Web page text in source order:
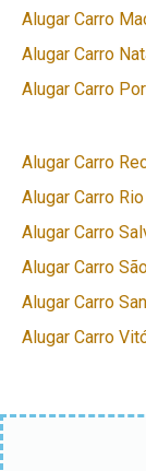
Alugar Carro
Alugar Carro
Alugar Carro
Alugar Carro
Alugar Carro
Alugar Carro
Alugar Carro
Alugar Carro
Alugar Carro